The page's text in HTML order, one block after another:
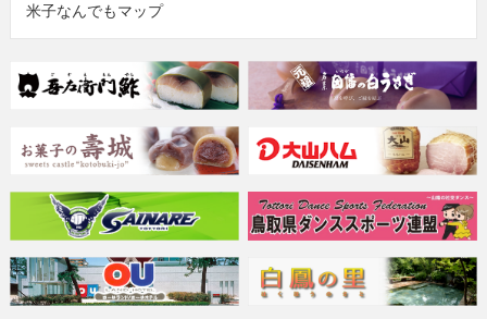
米子なんでもマップ